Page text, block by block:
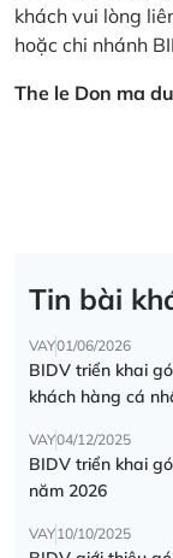
khách vui lòng
hoặc chi nhánh
The le Don ma
Tin bài
VAY01/06/2026
BIDV triển khai
khách hàng cá
VAY04/12/2025
BIDV triển khai
năm 2026
VAY10/10/2025